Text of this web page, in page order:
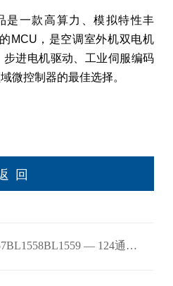
是一款高算力、模拟特性丰
MCU，是空调室外机双电机
进电机驱动、工业伺服编码
微控制器的最佳选择。
回
— 124通道